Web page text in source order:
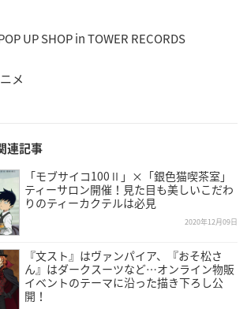
UP SHOP in TOWER RECORDS
メ
連記事
「モブサイコ100Ⅱ」×「銀色猫喫茶室」
ティーサロン開催！見た目も美しいこだわ
りのティーカクテルは必見
2020年12月09日
『文スト』はヴァンパイア、『おそ松さ
ん』はダークスーツなど…オンライン物販
イベントのテーマに沿った描き下ろし公
開！